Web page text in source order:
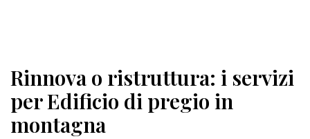
Rinnova o ristruttura: i servizi
per Edificio di pregio in
montagna